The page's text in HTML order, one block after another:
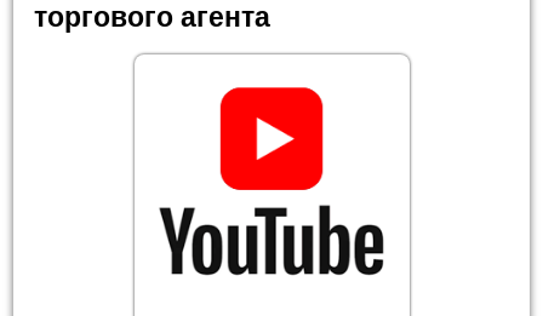
торгового агента